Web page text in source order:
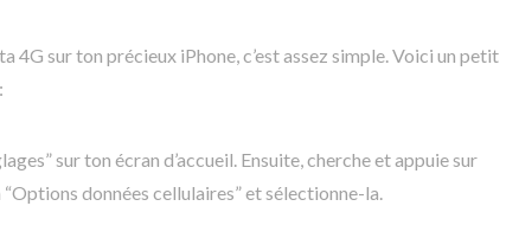
sur ton précieux iPhone, c’est assez simple. Voici un petit
sur ton écran d’accueil. Ensuite, cherche et appuie sur
“Options données cellulaires” et sélectionne-la.